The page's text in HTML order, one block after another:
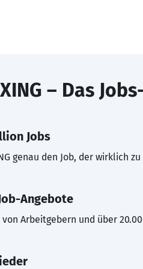
XING – Das
Jobs
genau den Job, der wirklich
Angebote
Arbeitgebern und über